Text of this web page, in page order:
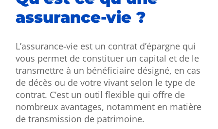
assurance-vie ?
L’assurance-vie est un contrat d’épargne qui
vous permet de constituer un capital et de le
transmettre à un bénéficiaire désigné, en cas
de décès ou de votre vivant selon le type de
contrat. C’est un outil flexible qui offre de
nombreux avantages, notamment en matière
de transmission de patrimoine.